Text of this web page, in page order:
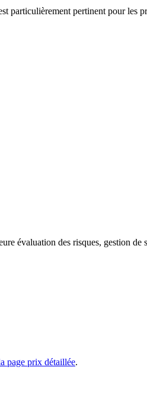
pertinent pour les
évaluation des risques, gestion
page prix détaillée.